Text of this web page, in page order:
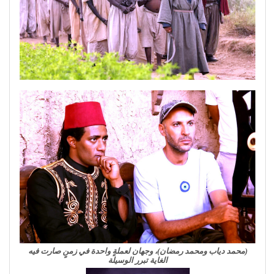
(محمد دياب ومحمد رمضان)، وجهان لعملةٍ واحدة في زمنٍ صارت فيه
الغاية تبرر الوسيلة